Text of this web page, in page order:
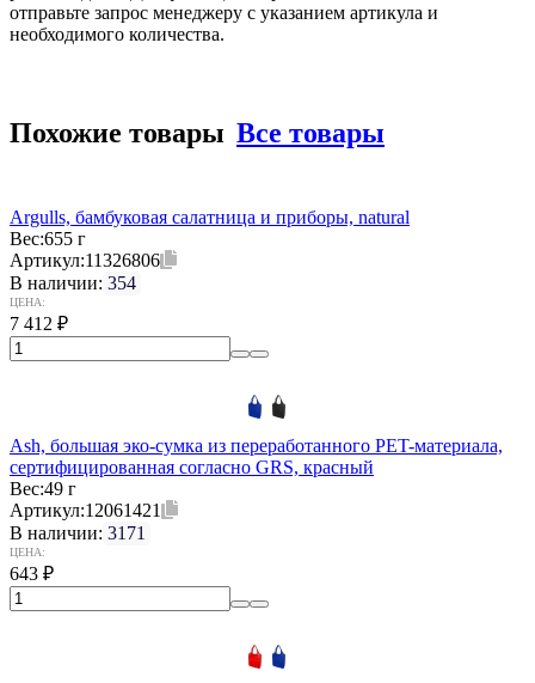
отправьте запрос менеджеру с указанием артикула и
необходимого количества.
Похожие товары Все товары
Argulls, бамбуковая салатница и приборы, natural
Вес:655 г
Артикул:11326806
В наличии: 354
ЦЕНА:
7 412 ₽
Ash, большая эко-сумка из переработанного PET-материала,
сертифицированная согласно GRS, красный
Вес:49 г
Артикул:12061421
В наличии: 3171
ЦЕНА:
643 ₽